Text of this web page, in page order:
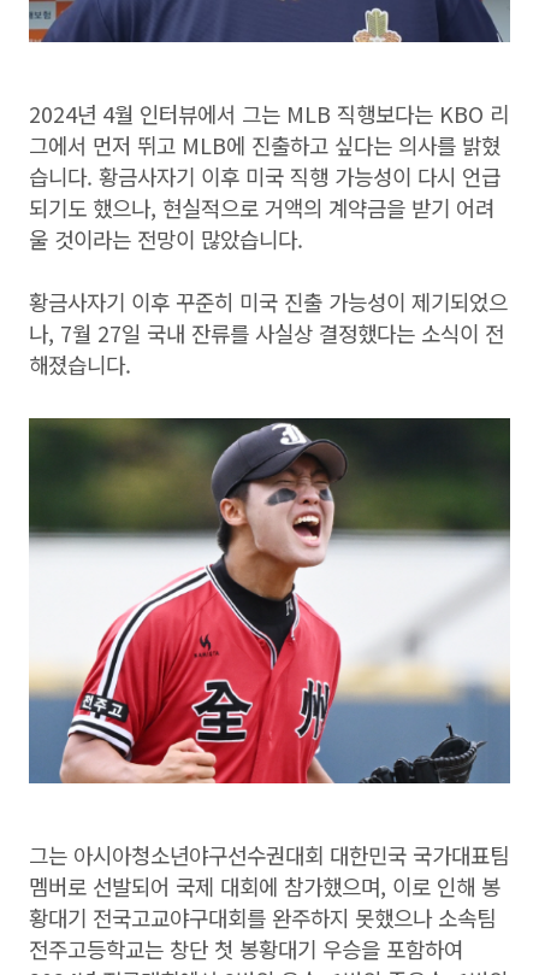
2024년 4월 인터뷰에서 그는 MLB 직행보다는 KBO 리
그에서 먼저 뛰고 MLB에 진출하고 싶다는 의사를 밝혔
습니다. 황금사자기 이후 미국 직행 가능성이 다시 언급
되기도 했으나, 현실적으로 거액의 계약금을 받기 어려
울 것이라는 전망이 많았습니다.
황금사자기 이후 꾸준히 미국 진출 가능성이 제기되었으
나, 7월 27일 국내 잔류를 사실상 결정했다는 소식이 전
해졌습니다.
그는 아시아청소년야구선수권대회 대한민국 국가대표팀
멤버로 선발되어 국제 대회에 참가했으며, 이로 인해 봉
황대기 전국고교야구대회를 완주하지 못했으나 소속팀
전주고등학교는 창단 첫 봉황대기 우승을 포함하여